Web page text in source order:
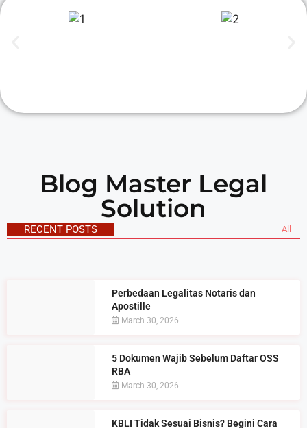
Blog Master Legal
Solution
RECENT POSTS All
Perbedaan Legalitas Notaris dan
Apostille
March 30, 2026
5 Dokumen Wajib Sebelum Daftar OSS
RBA
March 30, 2026
KBLI Tidak Sesuai Bisnis? Begini Cara